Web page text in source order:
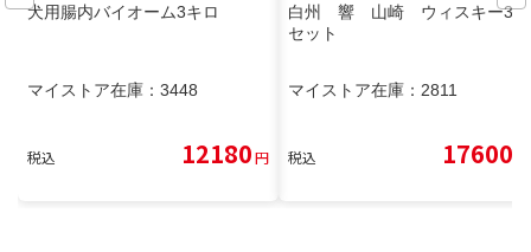
犬用腸内バイオーム3キロ
マイストア在庫： 3448
税込 12180円
白州 響 山崎 ウィスキー3本
セット
マイストア在庫： 2811
税込 17600